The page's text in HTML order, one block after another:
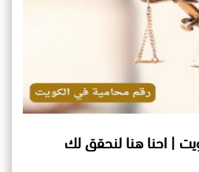
| احنا هنا لنحقق لك